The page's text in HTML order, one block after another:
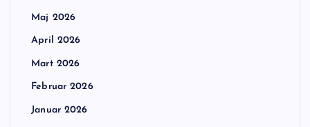
Maj 2026
April 2026
Mart 2026
Februar 2026
Januar 2026